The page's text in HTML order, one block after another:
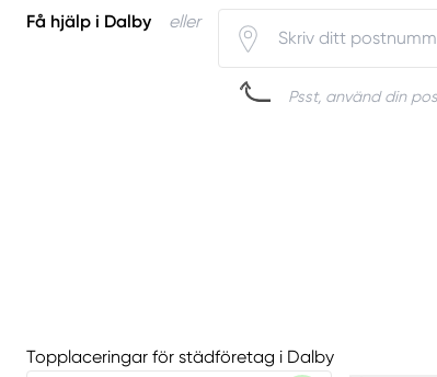
Få hjälp i Dalby eller
Psst, använd din
Topplaceringar för städföretag i Dalby